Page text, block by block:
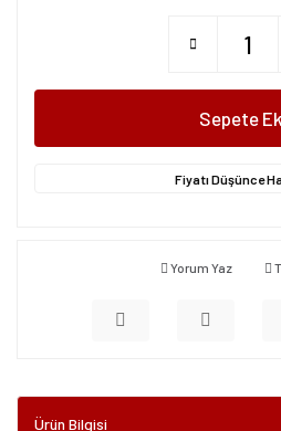
Sepete
Fiyatı Düşünce
Yorum Yaz
Ürün Bilgisi